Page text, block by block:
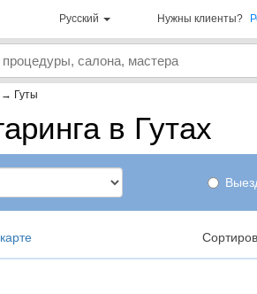
Русский Нужны клиенты?
→ Гуты
в Гутах